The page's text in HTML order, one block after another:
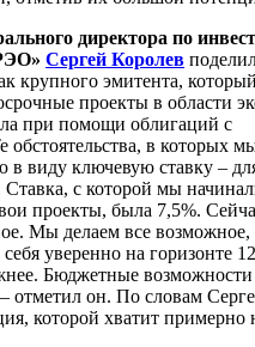
директора по
Сергей Королев
крупного эмитента, который
проекты в области
при помощи облигаций с
обстоятельства, в которых
в виду ключевую ставку –
с которой мы
проекты, была 7,5%.
Мы делаем все
уверенно на горизонте
Бюджетные возможности
отметил он. По словам
которой хватит примерно